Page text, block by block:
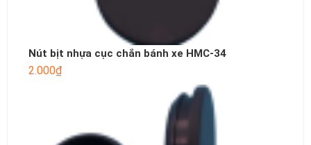
Nút bịt nhựa cục chắn bánh xe HMC-34
2.000₫